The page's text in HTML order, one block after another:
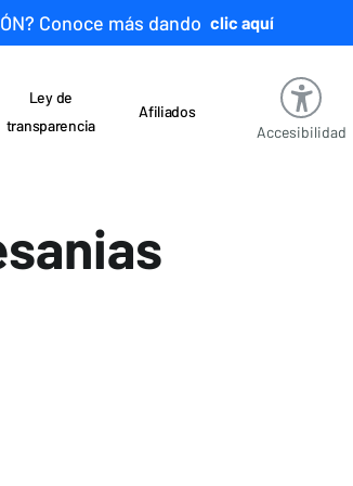
Conoce más dando clic aquí
Ley de
transparencia
Afiliados
Accesibilidad